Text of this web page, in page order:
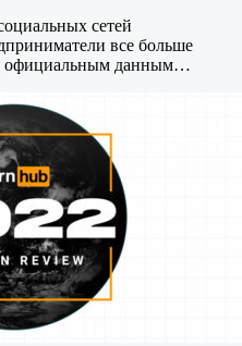
сетей
все больше
официальным данным…